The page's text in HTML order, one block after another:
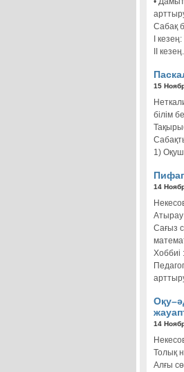
Сабақ
І
ІІ
15
білім
1)
14
Сағыз
Хоббиі
14
Толық
Алғы